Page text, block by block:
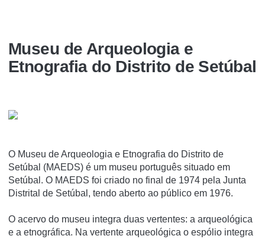
Museu de Arqueologia e
Etnografia do Distrito de Setúbal
O Museu de Arqueologia e Etnografia do Distrito de
Setúbal (MAEDS) é um museu português situado em
Setúbal. O MAEDS foi criado no final de 1974 pela Junta
Distrital de Setúbal, tendo aberto ao público em 1976.
O acervo do museu integra duas vertentes: a arqueológica
e a etnográfica. Na vertente arqueológica o espólio integra